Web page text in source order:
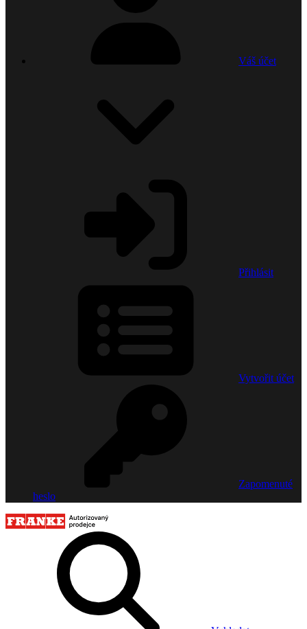
Váš účet
Přihlásit
Vytvořit účet
Zapomenuté
heslo